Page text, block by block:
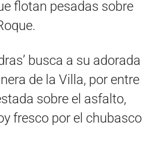
flotan pesadas sobre
busca a su adorada
de la Villa, por entre
sobre el asfalto,
fresco por el chubasco